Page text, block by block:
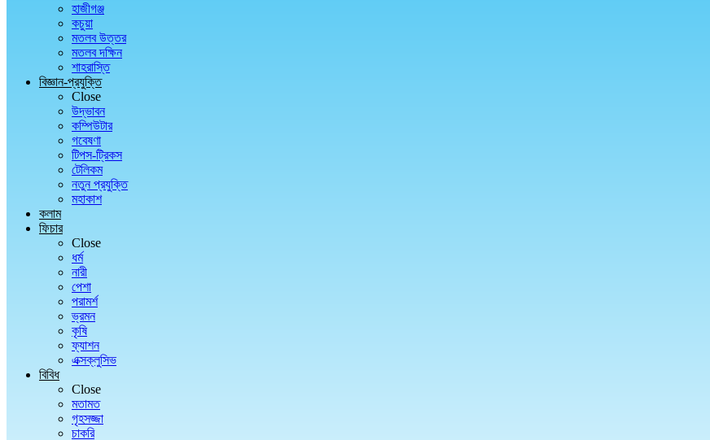
হাজীগঞ্জ
কচুয়া
মতলব উত্তর
মতলব দক্ষিন
শাহরাস্তি
বিজ্ঞান-প্রযুক্তি
Close
উদ্ভাবন
কম্পিউটার
গবেষণা
টিপস-ট্রিকস
টেলিকম
নতুন প্রযুক্তি
মহাকাশ
কলাম
ফিচার
Close
ধর্ম
নারী
পেশা
পরামর্শ
ভ্রমন
কৃষি
ফ্যাশন
এক্সক্লুসিভ
বিবিধ
Close
মতামত
গৃহসজ্জা
চাকরি